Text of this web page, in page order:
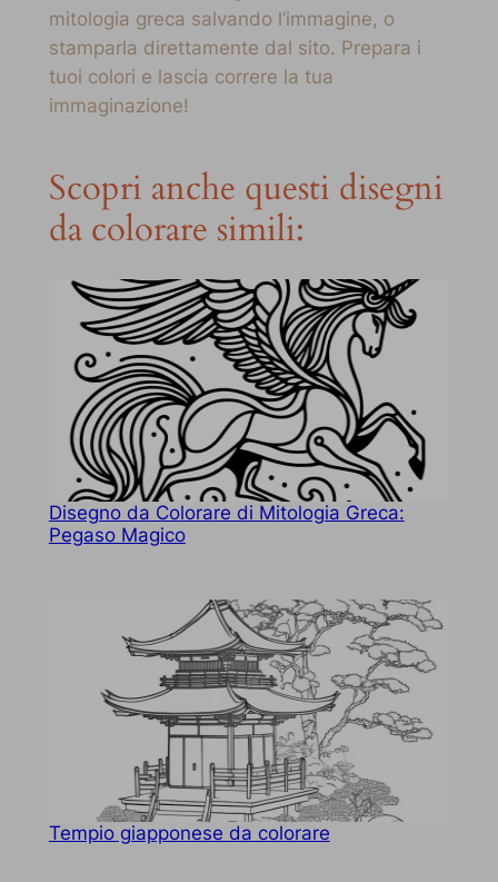
mitologia greca salvando l’immagine, o
stamparla direttamente dal sito. Prepara i
tuoi colori e lascia correre la tua
immaginazione!
Scopri anche questi disegni
da colorare simili:
Disegno da Colorare di Mitologia Greca:
Pegaso Magico
Tempio giapponese da colorare